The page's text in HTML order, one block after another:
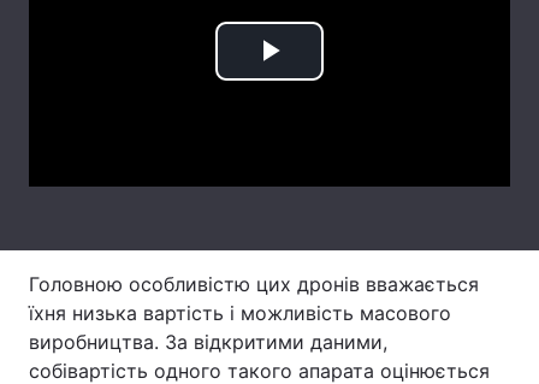
Тема оформлення
Play
Головною особливістю цих дронів вважається
їхня низька вартість і можливість масового
виробництва. За відкритими даними,
собівартість одного такого апарата оцінюється